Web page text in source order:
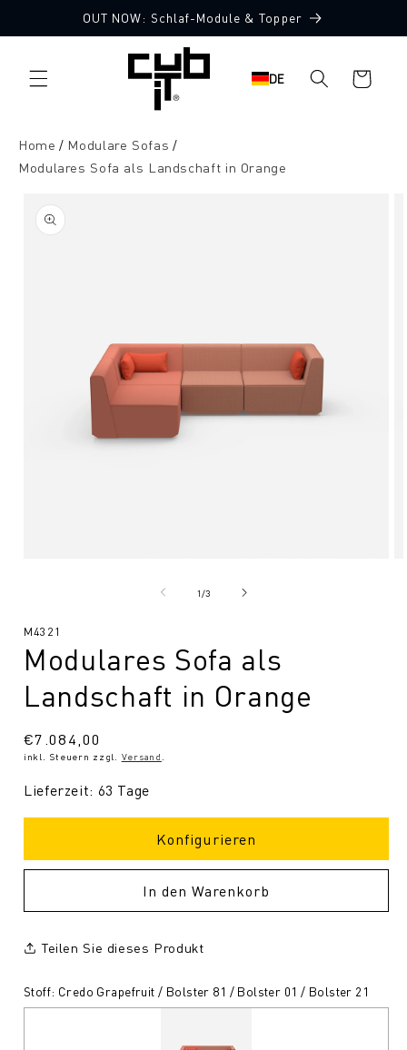
Inhalt
OUT NOW: Schlaf-Module & Topper
DE Warenkorb
Home
Modulare Sofas
Modulares Sofa als Landschaft in Orange
1/von
3
Made in Germany 🖤
SKU:
M4321
Modulares Sofa als
Landschaft in Orange
Normaler
Preis
€7.084,00
inkl. Steuern zzgl. Versand
Lieferzeit: 63 Tage
Konfigurieren
In den Warenkorb
Teilen Sie dieses Produkt
Stoff: Credo Grapefruit / Bolster 81 / Bolster 01 / Bolster 21